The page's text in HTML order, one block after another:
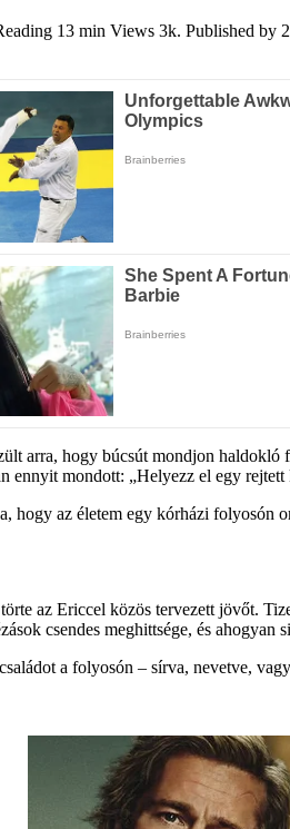
13 min Views 3k. Published by
arra, hogy búcsút mondjon
ennyit mondott: „Helyezz el egy
hogy az életem egy kórházi
az Ericcel közös tervezett jövőt.
csendes meghittsége, és ahogyan
a folyosón – sírva, nevetve,